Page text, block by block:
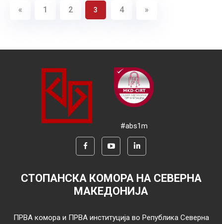
« 1 2 3 4 »
#abs1m
СТОПАНСКА КОМОРА НА СЕВЕРНА
МАКЕДОНИЈА
ПРВА комора и ПРВА институција во Република Северна